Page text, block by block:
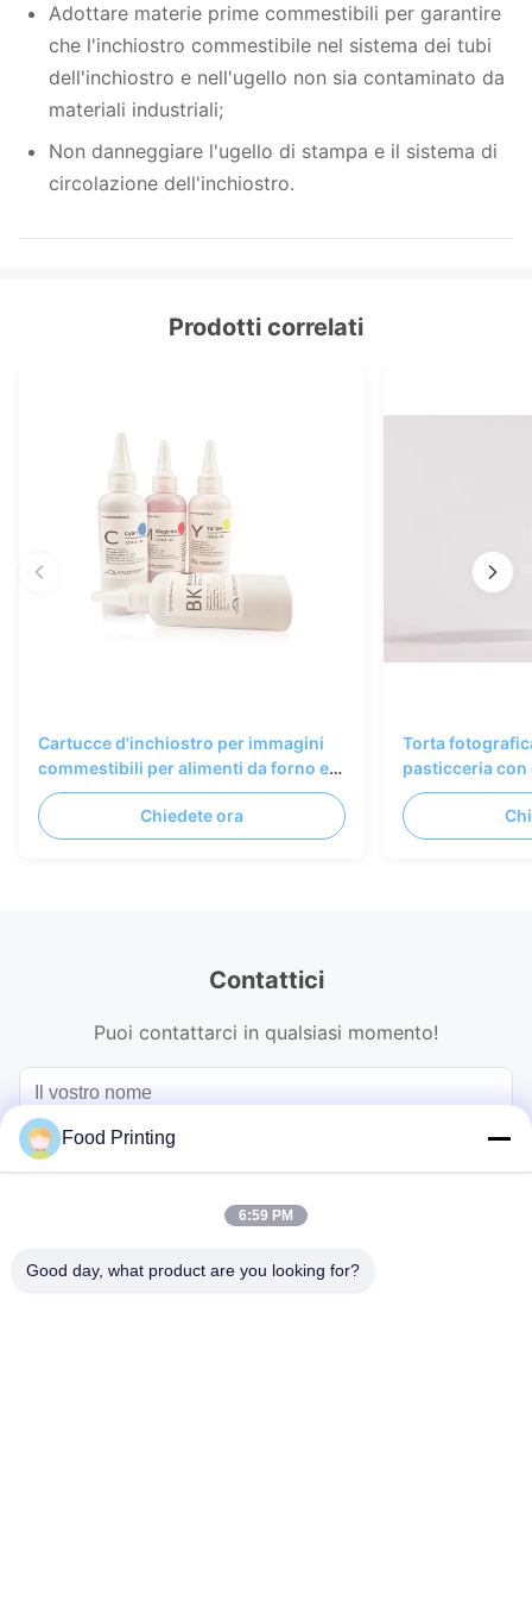
Adottare materie prime commestibili per garantire
che l'inchiostro commestibile nel sistema dei tubi
dell'inchiostro e nell'ugello non sia contaminato da
materiali industriali;
Non danneggiare l'ugello di stampa e il sistema di
circolazione dell'inchiostro.
Prodotti correlati
Cartucce d'inchiostro per immagini
commestibili per alimenti da forno e
pasticceria
Chiedete ora
Torta
pasticceria con
inchiostro
nero
Contattici
Puoi contattarci in qualsiasi momento!
Food Printing
6:59 PM
Good day, what product are you looking for?